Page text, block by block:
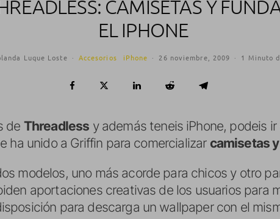
CAMISETAS Y
EL IPHONE
Luque Loste · Accesorios iPhone · 26 noviembre, 2009 · 1 Minuto
de Threadless y además teneis iPhone, podeis
ha unido a Griffin para comercializar camisetas
modelos, uno más acorde para chicos y otro
aportaciones creativas de los usuarios para
para descarga un wallpaper con el